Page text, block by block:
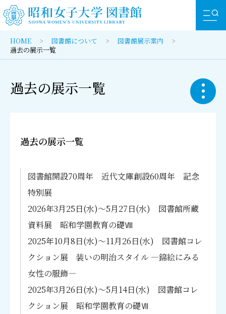
HOME 図書館について
図書館展示案内
過去の展示一覧
図書館について
図書館概要
図書館展示案内
図書館展示一覧
図書館特別展プロローグ
図書館70年の歩みⅠ ～特殊コレクションヒス
図書館特別展「コレクション紹介 1950’s～19
60’s」
図書館特別展「図書館70年の歩みⅡ ～明治15
0年記念特殊コレクション展～」
図書館特別展「コレクション紹介 1970’s～19
80’s」
図書館特別展「コレクション紹介 1990’s～20
00’s」
図書館方針・規程類
刊行物
過去の展示一覧
過去の展示一覧
図書館開設70周年 近代文庫創設60周年 記念
特別展
2026年3月25日(水)～5月27日(水) 図書館所蔵
資料展 昭和学園教育の礎Ⅷ
2025年10月8日(水)～11月26日(水) 図書館コレ
クション展 装いの明治スタイル ―錦絵にみる
女性の服飾―
2025年3月26日(水)～5月14日(水) 図書館コレ
クション展 昭和学園教育の礎Ⅶ
リンク アクセス 白黒逆転
ICTサービス
高機能検索
Menu
利用案内